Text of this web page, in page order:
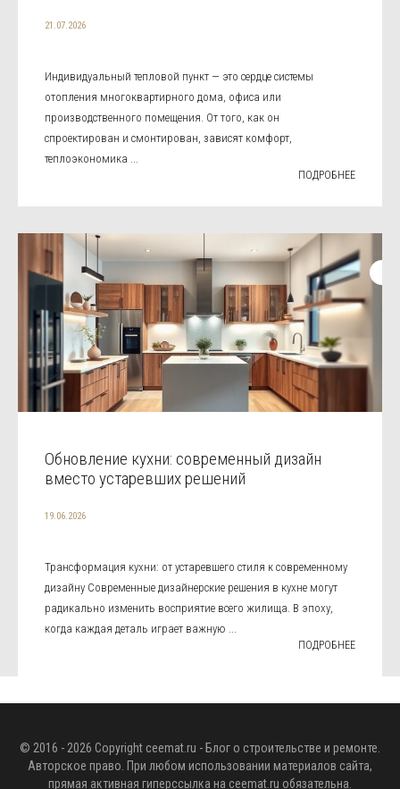
21.07.2026
Индивидуальный тепловой пункт — это сердце системы
отопления многоквартирного дома, офиса или
производственного помещения. От того, как он
спроектирован и смонтирован, зависят комфорт,
теплоэкономика ...
ПОДРОБНЕЕ
Обновление кухни: современный дизайн
вместо устаревших решений
19.06.2026
Трансформация кухни: от устаревшего стиля к современному
дизайну Современные дизайнерские решения в кухне могут
радикально изменить восприятие всего жилища. В эпоху,
когда каждая деталь играет важную ...
ПОДРОБНЕЕ
© 2016 - 2026 Copyright ceemat.ru - Блог о строительстве и ремонте.
Авторское право. При любом использовании материалов сайта,
прямая активная гиперссылка на ceemat.ru обязательна.